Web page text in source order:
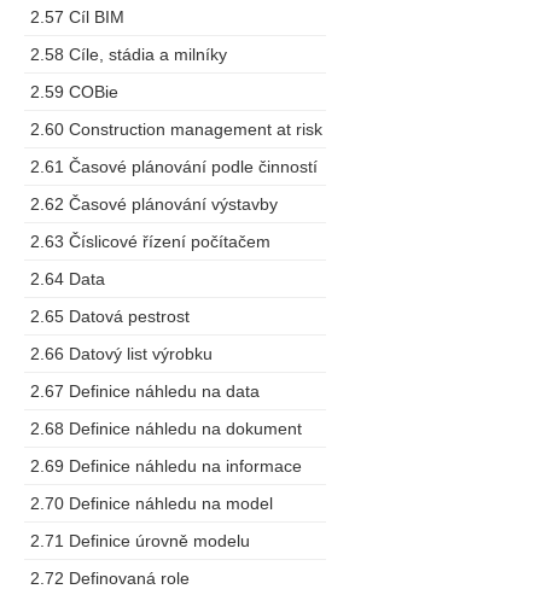
2.57 Cíl BIM
2.58 Cíle, stádia a milníky
2.59 COBie
2.60 Construction management at risk
2.61 Časové plánování podle činností
2.62 Časové plánování výstavby
2.63 Číslicové řízení počítačem
2.64 Data
2.65 Datová pestrost
2.66 Datový list výrobku
2.67 Definice náhledu na data
2.68 Definice náhledu na dokument
2.69 Definice náhledu na informace
2.70 Definice náhledu na model
2.71 Definice úrovně modelu
2.72 Definovaná role